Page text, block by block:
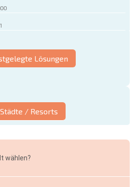
Lösungen
Städte / Resorts
wählen?